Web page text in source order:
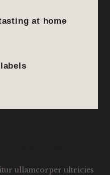
at home
ullamcorper ultricies